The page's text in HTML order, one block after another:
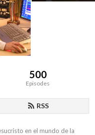
500
Episodes
RSS
en el mundo de la